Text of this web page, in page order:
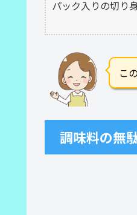
パック入りの切り
こ
調味料の無